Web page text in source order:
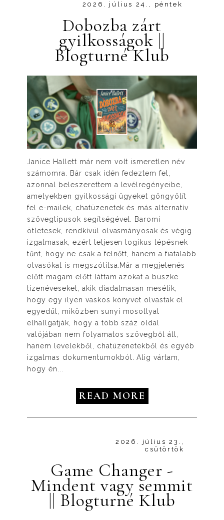
2026. július 24., péntek
Dobozba zárt
gyilkosságok ||
Blogturné Klub
Janice Hallett már nem volt ismeretlen név
számomra. Bár csak idén fedeztem fel,
azonnal beleszerettem a levélregényeibe,
amelyekben gyilkossági ügyeket göngyölít
fel e-mailek, chatüzenetek és más alternatív
szövegtípusok segítségével. Baromi
ötletesek, rendkívül olvasmányosak és végig
izgalmasak, ezért teljesen logikus lépésnek
tűnt, hogy ne csak a felnőtt, hanem a fiatalabb
olvasókat is megszólítsa.Már a megjelenés
előtt magam előtt láttam azokat a büszke
tizenéveseket, akik diadalmasan mesélik,
hogy egy ilyen vaskos könyvet olvastak el
egyedül, miközben sunyi mosollyal
elhallgatják, hogy a több száz oldal
valójában nem folyamatos szövegből áll,
hanem levelekből, chatüzenetekből és egyéb
izgalmas dokumentumokból. Alig vártam,
hogy én...
READ MORE
2026. július 23.,
csütörtök
Game ​Changer -
Mindent vagy semmit
|| Blogturné Klub